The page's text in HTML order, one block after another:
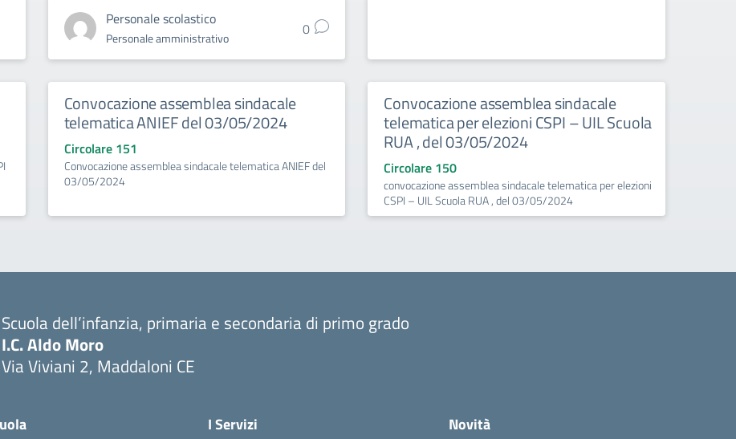
Personale scolastico
Personale amministrativo 0
Convocazione assemblea sindacale
telematica ANIEF del 03/05/2024
Circolare 151
Convocazione assemblea sindacale telematica ANIEF del
03/05/2024
Convocazione assemblea sindacale
telematica per elezioni CSPI – UIL Scuola
RUA , del 03/05/2024
Circolare 150
convocazione assemblea sindacale telematica per elezioni
CSPI – UIL Scuola RUA , del 03/05/2024
Scuola dell’infanzia, primaria e secondaria di primo grado
I.C. Aldo Moro
Via Viviani 2, Maddaloni CE
I Servizi Novità